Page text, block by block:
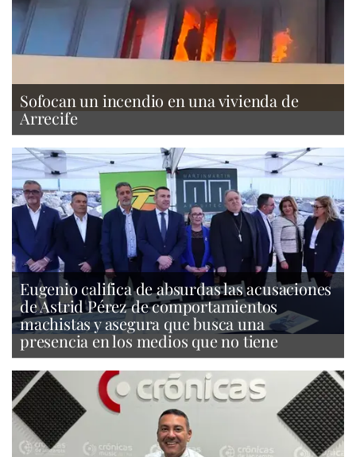
Sofocan un incendio en una vivienda de
Arrecife
Eugenio califica de absurdas las acusaciones
de Astrid Pérez de comportamientos
machistas y asegura que busca una
presencia en los medios que no tiene